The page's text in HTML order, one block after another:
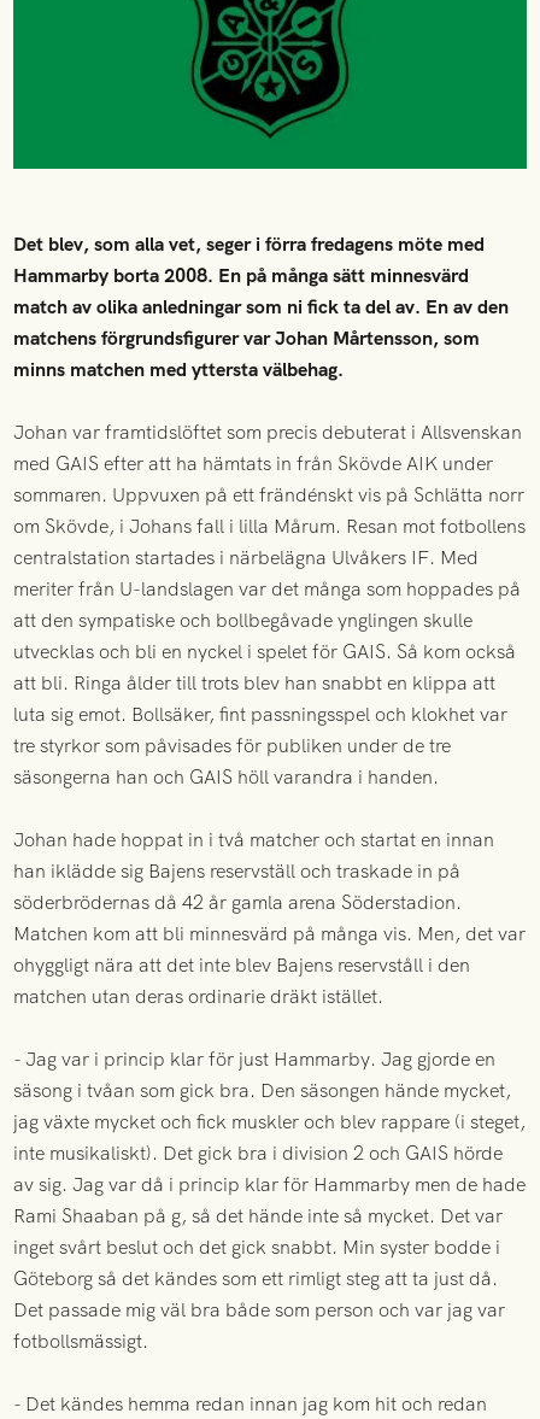
Det blev, som alla vet, seger i förra fredagens möte med
Hammarby borta 2008. En på många sätt minnesvärd
match av olika anledningar som ni fick ta del av. En av den
matchens förgrundsfigurer var Johan Mårtensson, som
minns matchen med yttersta välbehag.
Johan var framtidslöftet som precis debuterat i Allsvenskan
med GAIS efter att ha hämtats in från Skövde AIK under
sommaren. Uppvuxen på ett frändénskt vis på Schlätta norr
om Skövde, i Johans fall i lilla Mårum. Resan mot fotbollens
centralstation startades i närbelägna Ulvåkers IF. Med
meriter från U-landslagen var det många som hoppades på
att den sympatiske och bollbegåvade ynglingen skulle
utvecklas och bli en nyckel i spelet för GAIS. Så kom också
att bli. Ringa ålder till trots blev han snabbt en klippa att
luta sig emot. Bollsäker, fint passningsspel och klokhet var
tre styrkor som påvisades för publiken under de tre
säsongerna han och GAIS höll varandra i handen.
Johan hade hoppat in i två matcher och startat en innan
han iklädde sig Bajens reservställ och traskade in på
söderbrödernas då 42 år gamla arena Söderstadion.
Matchen kom att bli minnesvärd på många vis. Men, det var
ohyggligt nära att det inte blev Bajens reservståll i den
matchen utan deras ordinarie dräkt istället.
- Jag var i princip klar för just Hammarby. Jag gjorde en
säsong i tvåan som gick bra. Den säsongen hände mycket,
jag växte mycket och fick muskler och blev rappare (i steget,
inte musikaliskt). Det gick bra i division 2 och GAIS hörde
av sig. Jag var då i princip klar för Hammarby men de hade
Rami Shaaban på g, så det hände inte så mycket. Det var
inget svårt beslut och det gick snabbt. Min syster bodde i
Göteborg så det kändes som ett rimligt steg att ta just då.
Det passade mig väl bra både som person och var jag var
fotbollsmässigt.
- Det kändes hemma redan innan jag kom hit och redan